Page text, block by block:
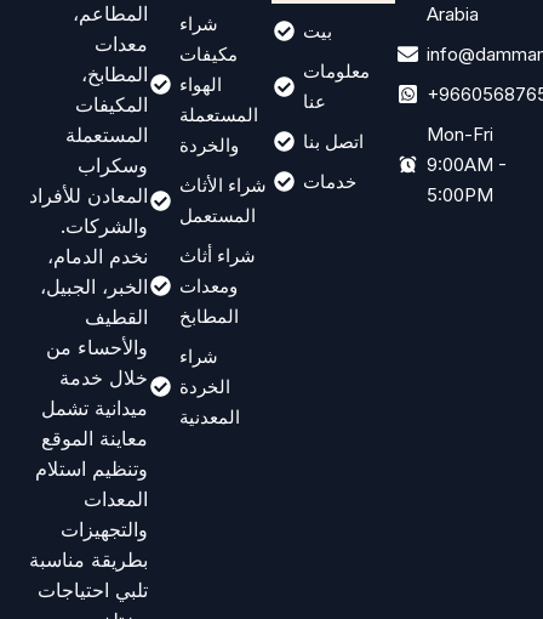
المطاعم،
معدات
المطابخ،
المكيفات
المستعملة
وسكراب
المعادن للأفراد
والشركات.
نخدم الدمام،
الخبر، الجبيل،
القطيف
والأحساء من
خلال خدمة
ميدانية تشمل
معاينة الموقع
وتنظيم استلام
المعدات
والتجهيزات
بطريقة مناسبة
تلبي احتياجات
بيت
معلومات
عنا
اتصل بنا
خدمات
شراء
مكيفات
الهواء
المستعملة
والخردة
شراء الأثاث
المستعمل
شراء أثاث
ومعدات
المطابخ
شراء
الخردة
المعدنية
Arabia
Mon-Fri
9:00AM -
5:00PM